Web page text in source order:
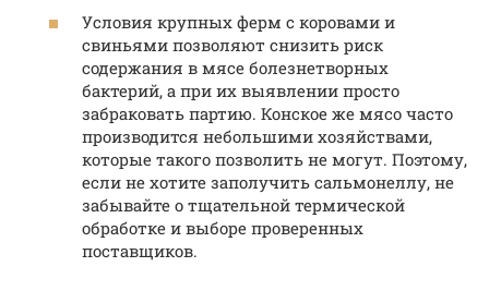
Условия крупных ферм с коровами и
свиньями позволяют снизить риск
содержания в мясе болезнетворных
бактерий, а при их выявлении просто
забраковать партию. Конское же мясо часто
производится небольшими хозяйствами,
которые такого позволить не могут. Поэтому,
если не хотите заполучить сальмонеллу, не
забывайте о тщательной термической
обработке и выборе проверенных
поставщиков.